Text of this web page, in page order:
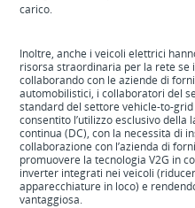
carico.
Inoltre, anche i veicoli elettrici
risorsa straordinaria per la rete
collaborando con le aziende di
automobilistici, i collaboratori del
standard del settore vehicle‑to‑grid
consentito l’utilizzo esclusivo della
continua (DC), con la necessità di
collaborazione con l’azienda di
promuovere la tecnologia V2G in
inverter integrati nei veicoli
apparecchiature in loco) e
vantaggiosa.